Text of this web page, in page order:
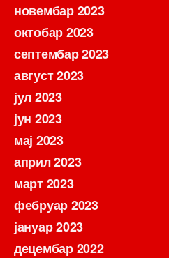
новембар 2023
октобар 2023
септембар 2023
август 2023
јул 2023
јун 2023
мај 2023
април 2023
март 2023
фебруар 2023
јануар 2023
децембар 2022